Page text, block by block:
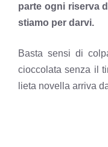
parte ogni riserva
stiamo per darvi.
Basta sensi di
cioccolata senza il
lieta novella arriva